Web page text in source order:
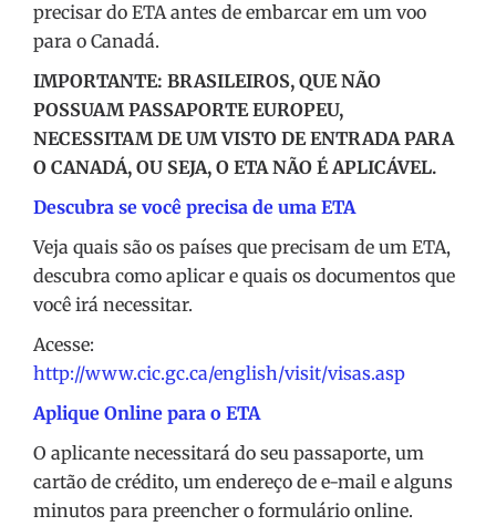
precisar do ETA antes de embarcar em um voo
para o Canadá.
IMPORTANTE: BRASILEIROS, QUE NÃO
POSSUAM PASSAPORTE EUROPEU,
NECESSITAM DE UM VISTO DE ENTRADA PARA
O CANADÁ, OU SEJA, O ETA NÃO É APLICÁVEL.
Descubra se você precisa de uma ETA
Veja quais são os países que precisam de um ETA,
descubra como aplicar e quais os documentos que
você irá necessitar.
Acesse:
http://www.cic.gc.ca/english/visit/visas.asp
Aplique Online para o ETA
O aplicante necessitará do seu passaporte, um
cartão de crédito, um endereço de e-mail e alguns
minutos para preencher o formulário online.